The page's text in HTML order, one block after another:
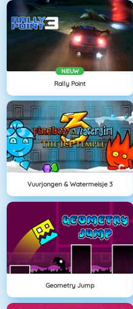
NIEUW
Rally Point
Vuurjongen & Watermeisje 3
Geometry Jump